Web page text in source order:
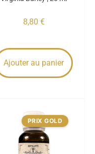
8,80 €
Ajouter au panier
PRIX GOLD